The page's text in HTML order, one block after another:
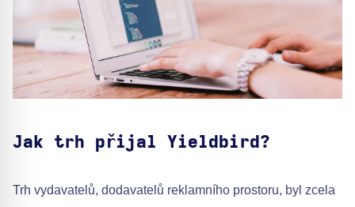
Jak trh přijal Yieldbird?
Trh vydavatelů, dodavatelů reklamního prostoru, byl zcela